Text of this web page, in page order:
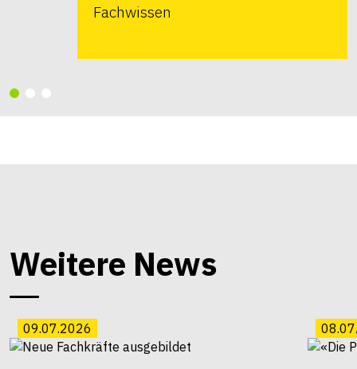
Fachwissen
Weitere News
09.07.2026